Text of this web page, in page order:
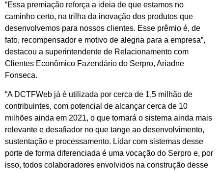
“Essa premiação reforça a ideia de que estamos no
caminho certo, na trilha da inovação dos produtos que
desenvolvemos para nossos clientes. Esse prêmio é, de
fato, recompensador e motivo de alegria para a empresa”,
destacou a superintendente de Relacionamento com
Clientes Econômico Fazendário do Serpro, Ariadne
Fonseca.
“A DCTFWeb já é utilizada por cerca de 1,5 milhão de
contribuintes, com potencial de alcançar cerca de 10
milhões ainda em 2021, o que tornará o sistema ainda mais
relevante e desafiador no que tange ao desenvolvimento,
sustentação e processamento. Lidar com sistemas desse
porte de forma diferenciada é uma vocação do Serpro e, por
isso, todos colaboradores envolvidos na construção desse